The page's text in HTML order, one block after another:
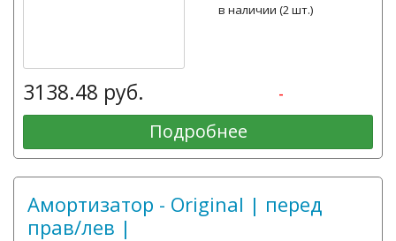
в наличии (2 шт.)
3138.48 руб. -
Подробнее
Амортизатор - Original | перед
прав/лев |